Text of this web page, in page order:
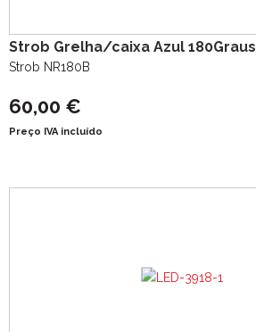
Strob Grelha/caixa Azul 180Graus
Strob NR180B
60,00 €
Preço IVA incluído